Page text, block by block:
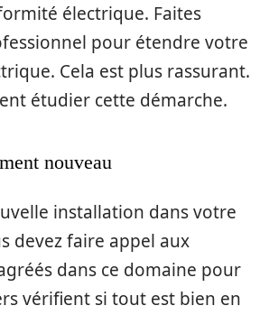
électrique. Faites
pour étendre votre
Cela est plus rassurant.
étudier cette démarche.
nouveau
installation dans votre
devez faire appel aux
dans ce domaine pour
vérifient si tout est bien en